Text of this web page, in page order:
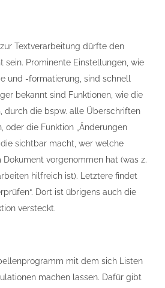
Textverarbeitung dürfte den
sein. Prominente Einstellungen, wie
und -formatierung, sind schnell
bekannt sind Funktionen, wie die
durch die bspw. alle Überschriften
oder die Funktion „Änderungen
die sichtbar macht, wer welche
Dokument vorgenommen hat (was z.
hilfreich ist). Letztere findet
Dort ist übrigens auch die
versteckt.
mit dem sich Listen
machen lassen. Dafür gibt